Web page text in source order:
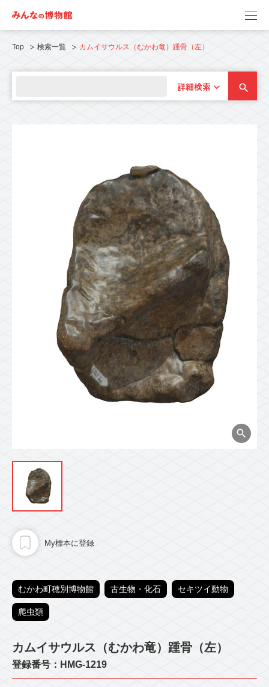
Top 検索一覧 カムイサウルス（むかわ竜）踵骨（左）
詳細検索
My標本に登録
むかわ町穂別博物館 古生物・化石 セキツイ動物
爬虫類
カムイサウルス（むかわ竜）踵骨（左）
登録番号：HMG-1219